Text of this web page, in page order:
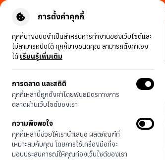
การตั้งค่าคุกกี้
คุกกี้บางชนิดจำเป็นสำหรับการทำงานของเว็บไซต์และ
ไม่สามารถปิดได้ คุกกี้บางชนิดคุณ สามารถตั้งค่าเอง
ได้ เรียนรู้เพิ่มเติม
การตลาด และสถิติ
คุกกี้เหล่านี้ถูกตั้งค่าโดยพันธมิตรทางการ
ตลาดผ่านเว็บไซต์ของเรา
ความพึงพอใจ
คุกกี้เหล่านี้ช่วยให้เรานำเสนอ ผลิตภัณฑ์ที่
เหมาะสมกับคุณ โดยการใช้เครื่องมือที่จะ
มอบประสบการณ์ให้คุณท่องเว็บไซต์ของเรา
รุ่นทั้งหมด JTC Heartful ดัชชุน